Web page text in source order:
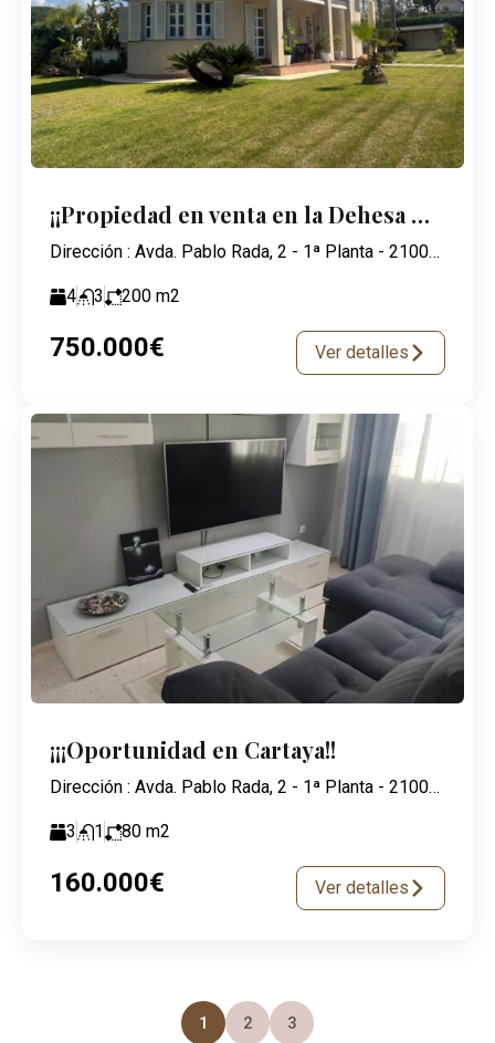
¡¡Propiedad en venta en la Dehesa Golf!!!
Dirección : Avda. Pablo Rada, 2 - 1ª Planta - 21003 Huelva
4 3 200 m2
750.000€ Ver detalles
¡¡¡Oportunidad en Cartaya!!
Dirección : Avda. Pablo Rada, 2 - 1ª Planta - 21003 Huelva
3 1 80 m2
160.000€ Ver detalles
1 2 3